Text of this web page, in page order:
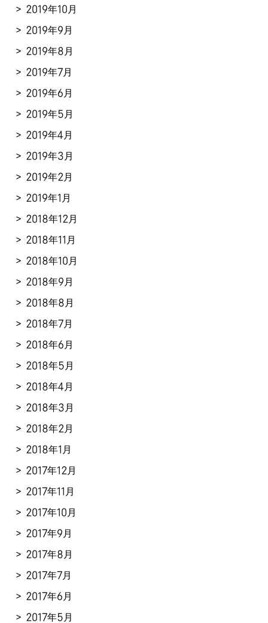
2019年10月
2019年9月
2019年8月
2019年7月
2019年6月
2019年5月
2019年4月
2019年3月
2019年2月
2019年1月
2018年12月
2018年11月
2018年10月
2018年9月
2018年8月
2018年7月
2018年6月
2018年5月
2018年4月
2018年3月
2018年2月
2018年1月
2017年12月
2017年11月
2017年10月
2017年9月
2017年8月
2017年7月
2017年6月
2017年5月